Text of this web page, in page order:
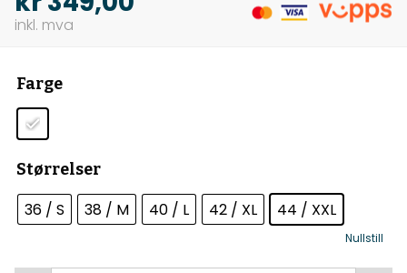
Farge
Størrelser
36 / S 38 / M 40 / L 42 / XL 44 / XXL
Nullstill